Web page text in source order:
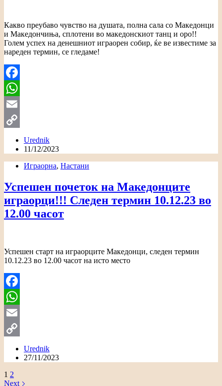
Какво преубаво чувство на душата, полна сала со Македонци
и Македончиња, сплотени во македонскиот танц и оро!!
Голем успех на денешниот играорен собир, ќе ве известиме за
нареден термин, се гледаме!
Facebook
WhatsApp
Email
Link
Urednik
11/12/2023
Играорна, Настани
Успешен почеток на Македонците
играорци!!! Следен термин 10.12.23 во
12.00 часот
Успешен старт на играорците Македонци, следен термин
10.12.23 во 12.00 часот на исто место
Facebook
WhatsApp
Email
Link
Urednik
27/11/2023
1 2
Next